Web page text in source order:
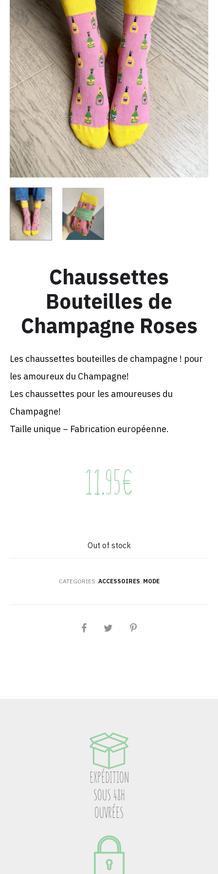
Chaussettes
Bouteilles de
Champagne Roses
Les chaussettes bouteilles de champagne ! pour
les amoureux du Champagne!
Les chaussettes pour les amoureuses du
Champagne!
Taille unique – Fabrication européenne.
11.95€
Out of stock
CATEGORIES: ACCESSOIRES MODE
PARTAGEZ
EXPÉDITION
SOUS 48H
OUVRÉES